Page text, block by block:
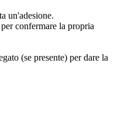
un'adesione.
confermare la propria
(se presente) per dare la